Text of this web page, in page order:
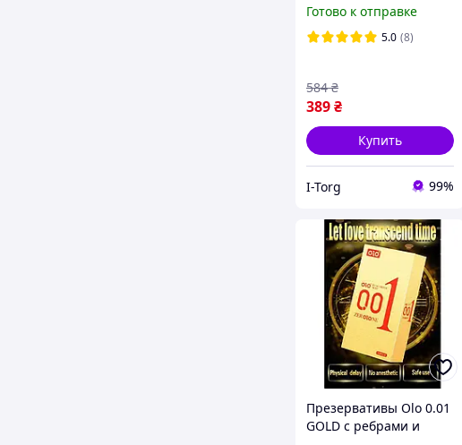
усиленной стимуляции
девушки
Готово к отправке
5.0 (8)
389₴
584 ₴
Купить
I-Torg 99%
Презервативы Olo 0.01
GOLD с ребрами и